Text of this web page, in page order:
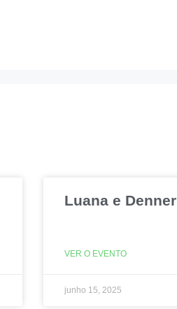
Luana e Denner
VER O EVENTO
junho 15, 2025